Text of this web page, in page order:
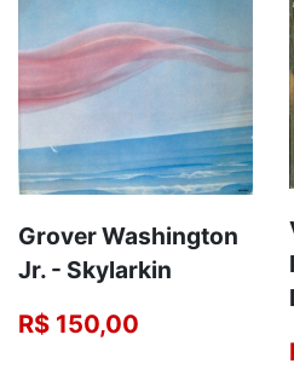
Grover Washington
Jr. ‎- Skylarkin
R$ 150,00